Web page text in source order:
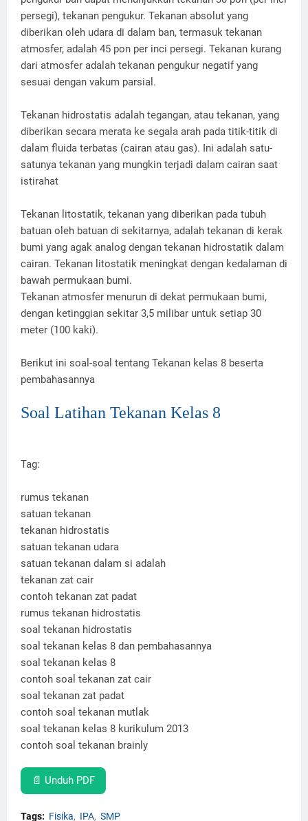
persegi), tekanan pengukur. Tekanan absolut yang
diberikan oleh udara di dalam ban, termasuk tekanan
atmosfer, adalah 45 pon per inci persegi. Tekanan kurang
dari atmosfer adalah tekanan pengukur negatif yang
sesuai dengan vakum parsial.
Tekanan hidrostatis adalah tegangan, atau tekanan, yang
diberikan secara merata ke segala arah pada titik-titik di
dalam fluida terbatas (cairan atau gas). Ini adalah satu-
satunya tekanan yang mungkin terjadi dalam cairan saat
istirahat
Tekanan litostatik, tekanan yang diberikan pada tubuh
batuan oleh batuan di sekitarnya, adalah tekanan di kerak
bumi yang agak analog dengan tekanan hidrostatik dalam
cairan. Tekanan litostatik meningkat dengan kedalaman di
bawah permukaan bumi.
Tekanan atmosfer menurun di dekat permukaan bumi,
dengan ketinggian sekitar 3,5 milibar untuk setiap 30
meter (100 kaki).
Berikut ini soal-soal tentang Tekanan kelas 8 beserta
pembahasannya
Soal Latihan Tekanan Kelas 8
Tag:
rumus tekanan
satuan tekanan
tekanan hidrostatis
satuan tekanan udara
satuan tekanan dalam si adalah
tekanan zat cair
contoh tekanan zat padat
rumus tekanan hidrostatis
soal tekanan hidrostatis
soal tekanan kelas 8 dan pembahasannya
soal tekanan kelas 8
contoh soal tekanan zat cair
soal tekanan zat padat
contoh soal tekanan mutlak
soal tekanan kelas 8 kurikulum 2013
contoh soal tekanan brainly
📄 Unduh PDF
Tags: Fisika IPA SMP